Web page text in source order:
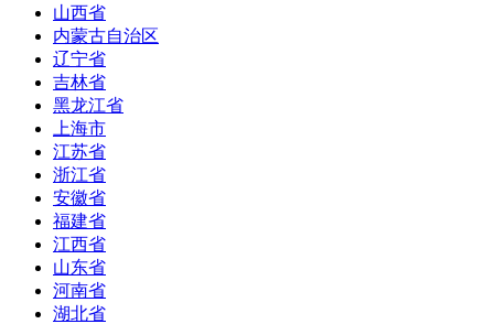
山西省
内蒙古自治区
辽宁省
吉林省
黑龙江省
上海市
江苏省
浙江省
安徽省
福建省
江西省
山东省
河南省
湖北省